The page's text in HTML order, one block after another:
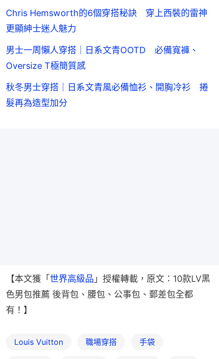
Chris Hemsworth的6個穿搭秘訣 穿上西裝的雷神
更顯紳士迷人魅力
男士一周懶人穿搭｜日系文青OOTD 必備寬褲、
Oversize T極簡質感
秋冬男士穿搭｜日系文青風必備恤衫、開胸冷衫 捲
髮再為造型加分
【本文獲「 世界高級品 」授權轉載，原文：10款LV黑
色男包推薦 後背包、腰包、公事包、郵差包全都
有！】
Louis Vuitton 職場穿搭 手袋